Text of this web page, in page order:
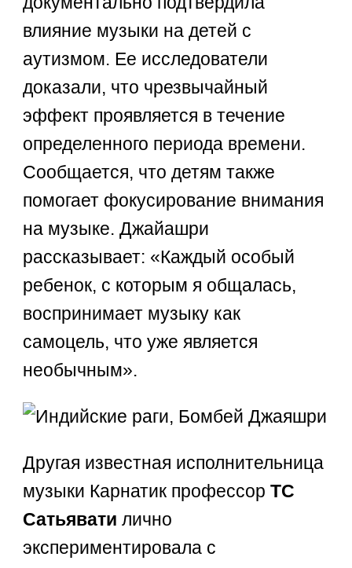
влияние музыки на детей с
аутизмом. Ее исследователи
доказали, что чрезвычайный
эффект проявляется в течение
определенного периода времени.
Сообщается, что детям также
помогает фокусирование внимания
на музыке. Джайашри
рассказывает: «Каждый особый
ребенок, с которым я общалась,
воспринимает музыку как
самоцель, что уже является
необычным».
Другая известная исполнительница
музыки Карнатик профессорТС
Сатьявати лично
экспериментировала с